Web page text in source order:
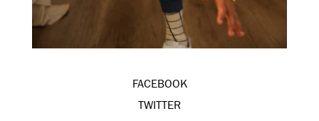
FACEBOOK
TWITTER